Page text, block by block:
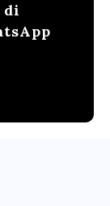
di